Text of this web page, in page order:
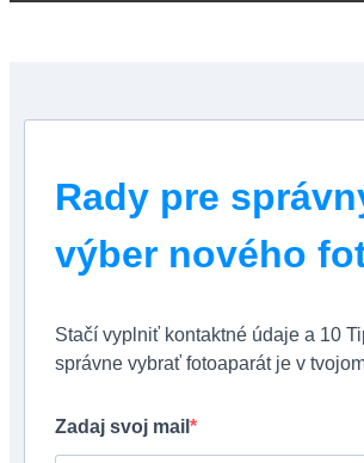
Rady pre
výber nového
Stačí vyplniť kontaktné údaje a 10
správne vybrať fotoaparát je v
Zadaj svoj mail